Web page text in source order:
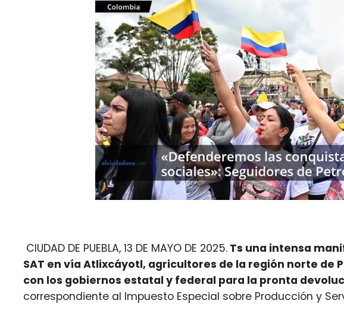
CIUDAD DE PUEBLA, 13 DE MAYO DE 2025. Ts una intensa
SAT en vía Atlixcáyotl, agricultores de la región norte de
con los gobiernos estatal y federal para la pronta
correspondiente al Impuesto Especial sobre Producción y